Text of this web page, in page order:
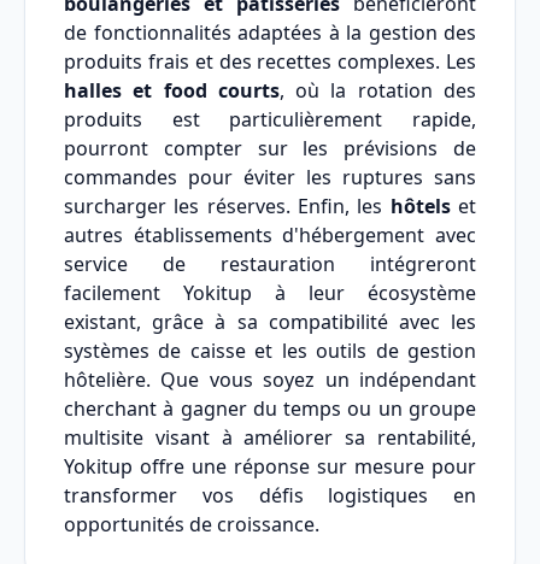
de fonctionnalités adaptées à la gestion des
produits frais et des recettes complexes. Les
halles et food courts, où la rotation des
produits est particulièrement rapide,
pourront compter sur les prévisions de
commandes pour éviter les ruptures sans
surcharger les réserves. Enfin, les hôtelset
autres établissements d'hébergement avec
service de restauration intégreront
facilement Yokitup à leur écosystème
existant, grâce à sa compatibilité avec les
systèmes de caisse et les outils de gestion
hôtelière. Que vous soyez un indépendant
cherchant à gagner du temps ou un groupe
multisite visant à améliorer sa rentabilité,
Yokitup offre une réponse sur mesure pour
transformer vos défis logistiques en
opportunités de croissance.